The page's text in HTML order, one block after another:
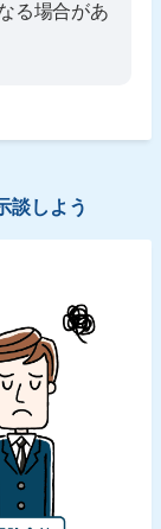
る場合があ
談しよう